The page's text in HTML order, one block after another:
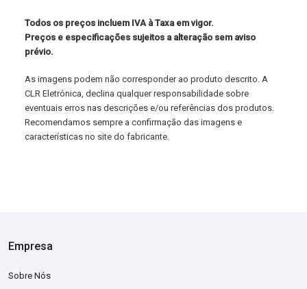
Todos os preços incluem IVA à Taxa em vigor.
Preços e especificações sujeitos a alteração sem aviso
prévio.
As imagens podem não corresponder ao produto descrito. A
CLR Eletrónica, declina qualquer responsabilidade sobre
eventuais erros nas descrições e/ou referências dos produtos.
Recomendamos sempre a confirmação das imagens e
características no site do fabricante.
Empresa
Sobre Nós